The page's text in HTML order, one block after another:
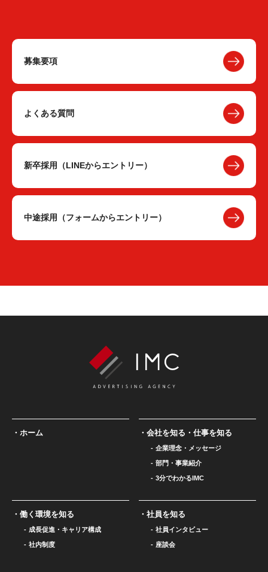
募集要項
よくある質問
新卒採用（LINEからエントリー）
中途採用（フォームからエントリー）
ホーム 会社を知る・仕事を知る
企業理念・メッセージ
部門・事業紹介
3分でわかるIMC
働く環境を知る
成長促進・キャリア構成
社内制度
社員を知る
社員インタビュー
座談会